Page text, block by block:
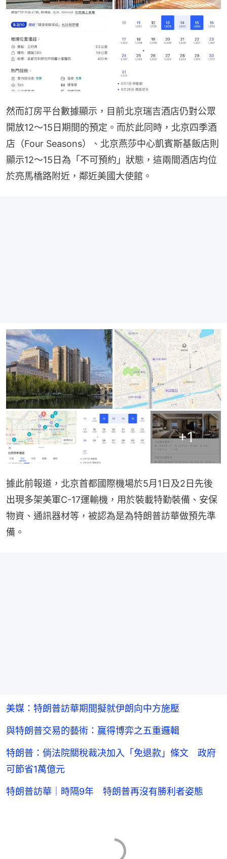
然而訂房平台數據顯示，目前北京瑞吉酒店仍對公眾
開放12～15日期間的預定。而於此同時，北京四季酒
店（Four Seasons）、北京燕莎中心凱賓斯基飯店則
顯示12～15日為「不可預約」狀態，這兩間酒店均位
於亮馬橋路附近，鄰近美國大使館。
+1
據此前報道，北京首都國際機場於5月1日及2日先後
出現多架美軍C-17運輸機，用於裝載特勤裝備、安保
物資、通訊器材等，被認為是為特朗普訪華做預先準
備。
美媒：特朗普訪華期間擬就伊朗向中方施壓
與特朗普交易的藝術：贏得博弈之五重邏輯
特朗普：倘法院關稅裁决加入「免退款」條文 政府
可節省1萬億元
特朗普訪華｜時隔9年 特朗普再沒有勝利者姿態